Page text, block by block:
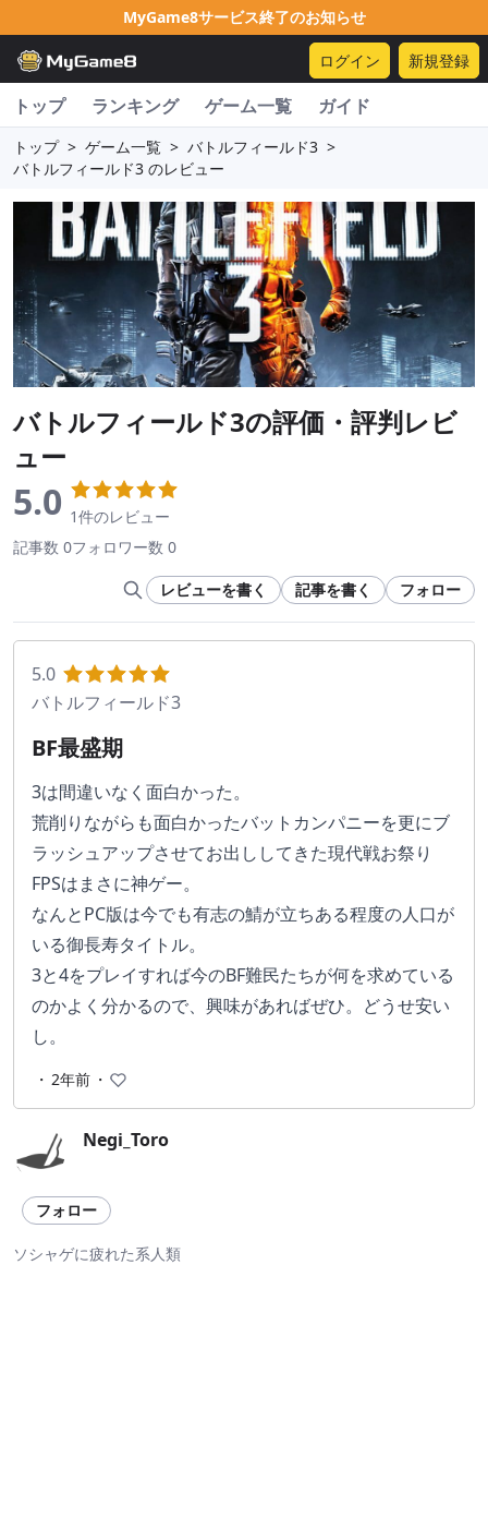
MyGame8サービス終了のお知らせ
ログイン 新規登録
トップ ランキング ゲーム一覧 ガイド
トップ > ゲーム一覧 > バトルフィールド3 >
バトルフィールド3 のレビュー
バトルフィールド3の評価・評判レビ
ュー
5.0 1件のレビュー
記事数 0フォロワー数 0
レビューを書く 記事を書く フォロー
5.0
バトルフィールド3
BF最盛期
3は間違いなく面白かった。
荒削りながらも面白かったバットカンパニーを更にブ
ラッシュアップさせてお出ししてきた現代戦お祭り
FPSはまさに神ゲー。
なんとPC版は今でも有志の鯖が立ちある程度の人口が
いる御長寿タイトル。
3と4をプレイすれば今のBF難民たちが何を求めている
のかよく分かるので、興味があればぜひ。どうせ安い
し。
・ 2年前 ・
Negi_Toro
フォロー
ソシャゲに疲れた系人類